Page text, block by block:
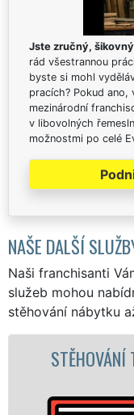
Jste zručný,
rád všestrannou
byste si mohl
pracích? Pokud
mezinárodní
v libovolných
možnostmi po celé
NAŠE DALŠÍ
Naši franchisanti
služeb mohou
stěhování nábytku